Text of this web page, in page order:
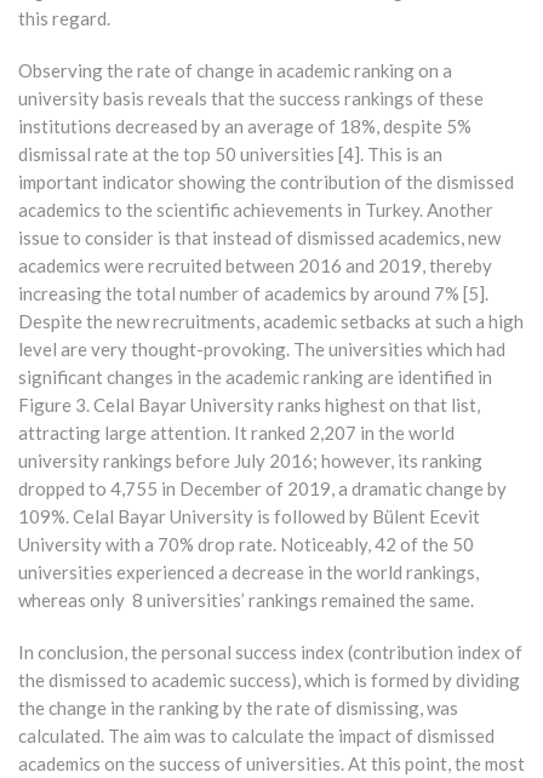
this regard.
Observing the rate of change in academic ranking on a
university basis reveals that the success rankings of these
institutions decreased by an average of 18%, despite 5%
dismissal rate at the top 50 universities [4]. This is an
important indicator showing the contribution of the dismissed
academics to the scientific achievements in Turkey. Another
issue to consider is that instead of dismissed academics, new
academics were recruited between 2016 and 2019, thereby
increasing the total number of academics by around 7% [5].
Despite the new recruitments, academic setbacks at such a high
level are very thought-provoking. The universities which had
significant changes in the academic ranking are identified in
Figure 3. Celal Bayar University ranks highest on that list,
attracting large attention. It ranked 2,207 in the world
university rankings before July 2016; however, its ranking
dropped to 4,755 in December of 2019, a dramatic change by
109%. Celal Bayar University is followed by Bülent Ecevit
University with a 70% drop rate. Noticeably, 42 of the 50
universities experienced a decrease in the world rankings,
whereas only 8 universities’ rankings remained the same.
In conclusion, the personal success index (contribution index of
the dismissed to academic success), which is formed by dividing
the change in the ranking by the rate of dismissing, was
calculated. The aim was to calculate the impact of dismissed
academics on the success of universities. At this point, the most